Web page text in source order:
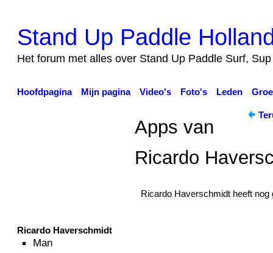
Stand Up Paddle
Het forum met alles over Stand Up Paddle Surf,
Hoofdpagina Mijn pagina Video's Foto's Leden
Ricardo Haverschmidt
Man
Apps van
Ricardo
Ricardo Haverschmidt heeft nog